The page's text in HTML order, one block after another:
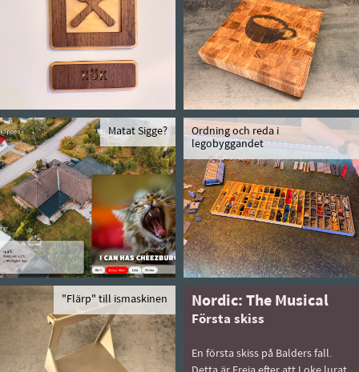
Matat Sigge?
Ordning och reda i
legobyggandet
"Flärp" till ismaskinen Nordic: The Musical
Första skiss
En första skiss på Balders fall.